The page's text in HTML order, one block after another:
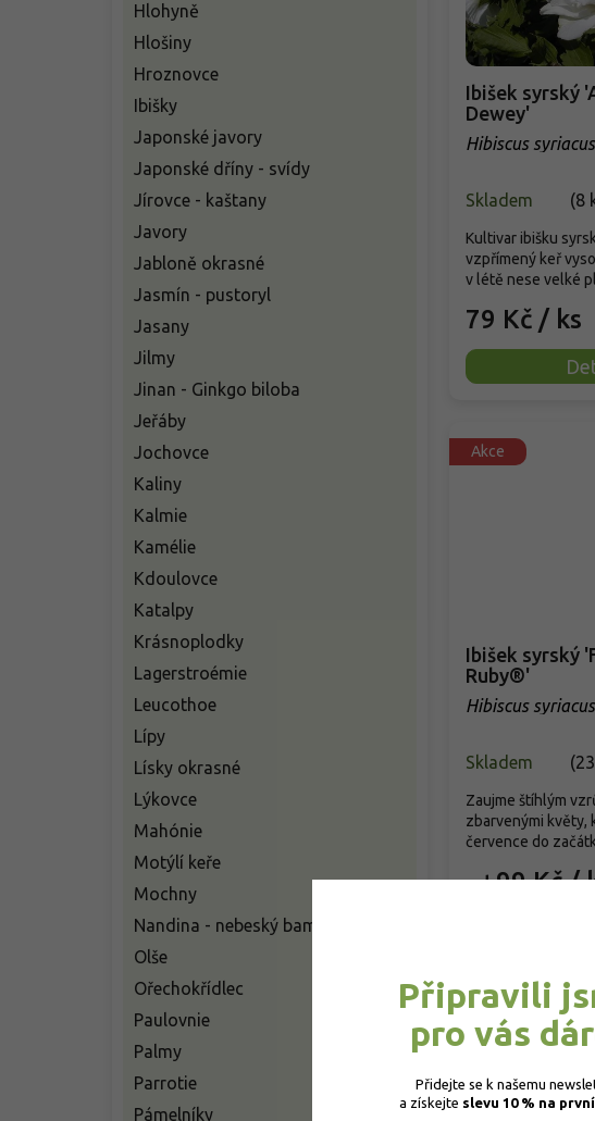
Hlohyně
Hlošiny
Hroznovce
Ibišky
Japonské javory
Japonské dříny - svídy
Jírovce - kaštany
Javory
Jabloně okrasné
Jasmín - pustoryl
Jasany
Jilmy
Jinan - Ginkgo biloba
Jeřáby
Jochovce
Kaliny
Kalmie
Kamélie
Kdoulovce
Katalpy
Krásnoplodky
Lagerstroémie
Leucothoe
Lípy
Lísky okrasné
Lýkovce
Mahónie
Motýlí keře
Mochny
Nandina - nebeský bambus
Olše
Ořechokřídlec
Paulovnie
Palmy
Parrotie
Pámelníky
Ibišek syrský
Dewey'
Hibiscus
Skladem
(8
79 Kč / ks
Kultivar ibišku
vzpřímený keř
v létě nese velké
Akce
Ibišek syrský
Ruby®'
Hibiscus
Skladem
(
od99 Kč/
Zaujme štíhlým
zbarvenými květy,
července do
Připravili
pro vás
Přidejte se k našemu
a získejte slevu 10 % na